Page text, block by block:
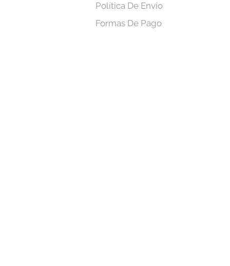
Política De Envío
Formas De Pago